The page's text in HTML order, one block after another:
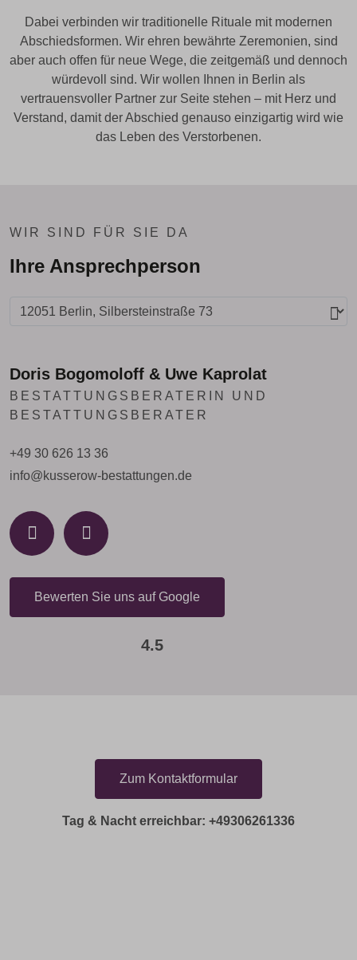
Dabei verbinden wir traditionelle Rituale mit modernen
Abschiedsformen. Wir ehren bewährte Zeremonien, sind
aber auch offen für neue Wege, die zeitgemäß und dennoch
würdevoll sind. Wir wollen Ihnen in Berlin als
vertrauensvoller Partner zur Seite stehen – mit Herz und
Verstand, damit der Abschied genauso einzigartig wird wie
das Leben des Verstorbenen.
WIR SIND FÜR SIE DA
Ihre Ansprechperson
Doris Bogomoloff & Uwe Kaprolat
BESTATTUNGSBERATERIN UND
BESTATTUNGSBERATER
+49 30 626 13 36
info@kusserow-bestattungen.de
Bewerten Sie uns auf Google
4.5
Zum Kontaktformular
Tag & Nacht erreichbar: +49306261336